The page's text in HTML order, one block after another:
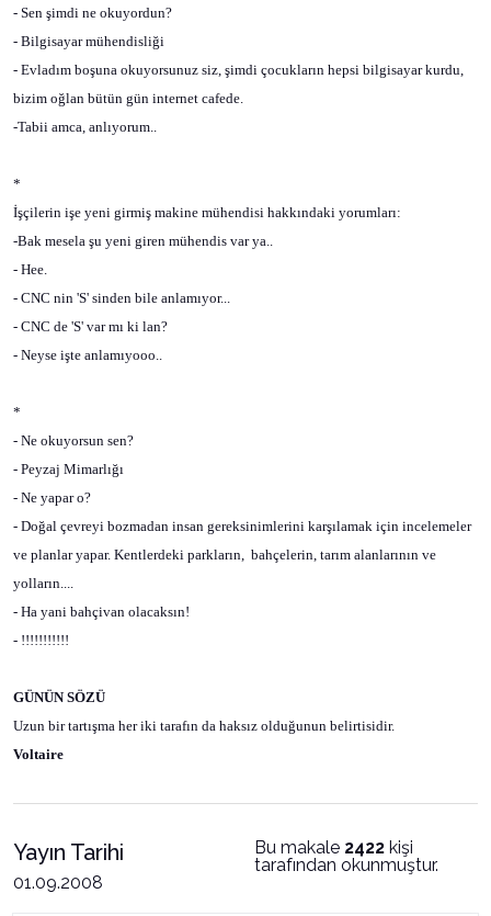
- Sen şimdi ne okuyordun?
- Bilgisayar mühendisliği
- Evladım boşuna okuyorsunuz siz, şimdi çocukların hepsi bilgisayar kurdu,
bizim oğlan bütün gün internet cafede.
-Tabii amca, anlıyorum..
*
İşçilerin işe yeni girmiş makine mühendisi hakkındaki yorumları:
-Bak mesela şu yeni giren mühendis var ya..
- Hee.
- CNC nin 'S' sinden bile anlamıyor...
- CNC de 'S' var mı ki lan?
- Neyse işte anlamıyooo..
*
- Ne okuyorsun sen?
- Peyzaj Mimarlığı
- Ne yapar o?
- Doğal çevreyi bozmadan insan gereksinimlerini karşılamak için incelemeler
ve planlar yapar. Kentlerdeki parkların, bahçelerin, tarım alanlarının ve
yolların....
- Ha yani bahçivan olacaksın!
- !!!!!!!!!!!
GÜNÜN SÖZÜ
Uzun bir tartışma her iki tarafın da haksız olduğunun belirtisidir.
Voltaire
Yayın Tarihi
01.09.2008
Bu makale 2422 kişi
tarafından okunmuştur.